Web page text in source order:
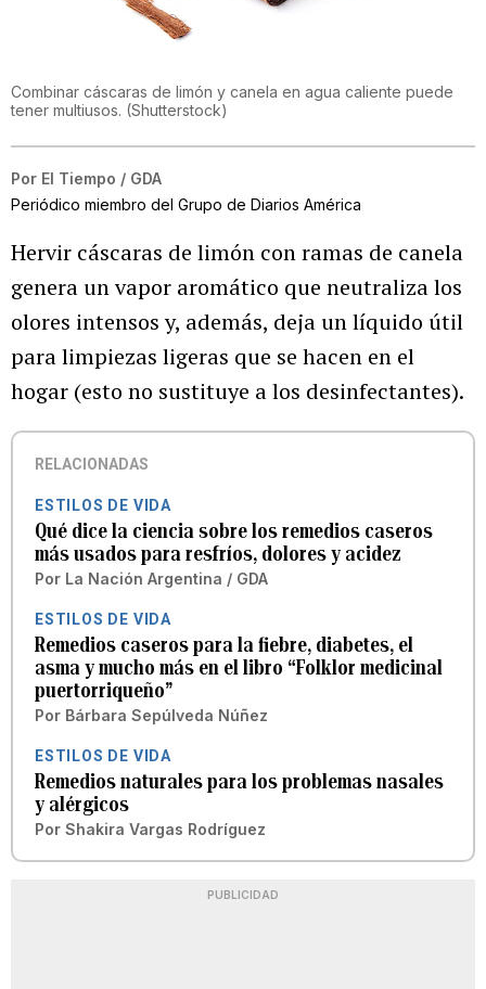
Combinar cáscaras de limón y canela en agua caliente puede
tener multiusos. (Shutterstock)
Por El Tiempo / GDA
Periódico miembro del Grupo de Diarios América
Hervir cáscaras de limón con ramas de canela
genera un vapor aromático que neutraliza los
olores intensos y, además, deja un líquido útil
para limpiezas ligeras que se hacen en el
hogar (esto no sustituye a los desinfectantes).
RELACIONADAS
ESTILOS DE VIDA
Qué dice la ciencia sobre los remedios caseros
más usados para resfríos, dolores y acidez
Por La Nación Argentina / GDA
ESTILOS DE VIDA
Remedios caseros para la fiebre, diabetes, el
asma y mucho más en el libro “Folklor medicinal
puertorriqueño”
Por Bárbara Sepúlveda Núñez
ESTILOS DE VIDA
Remedios naturales para los problemas nasales
y alérgicos
Por Shakira Vargas Rodríguez
PUBLICIDAD